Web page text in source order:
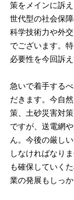
策をメインに訴
世代型の社会保
科学技術力や外
でございます。
必要性を今回訴え
急いで着手する
だきます。今自
策、土砂災害対
ですが、送電網
ん。今後の厳し
しなければなり
も確保していく
業の発展もしっ